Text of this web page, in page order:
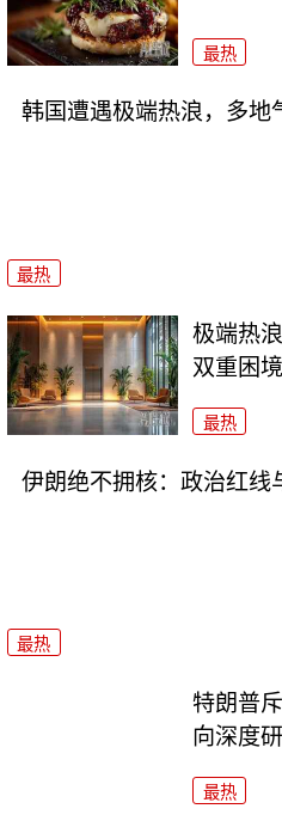
最热
韩国遭遇极端热浪，多地
最热
极端热
双重困境
最热
伊朗绝不拥核：政治红线
最热
特朗普
向深度
最热